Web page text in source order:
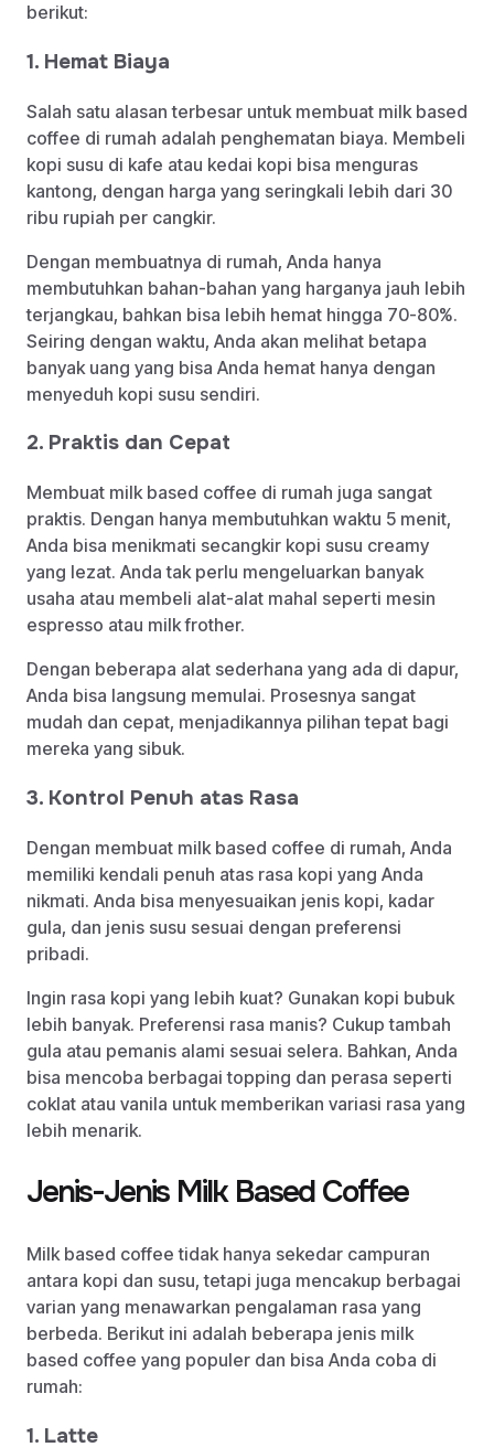
berikut:
1. Hemat Biaya
Salah satu alasan terbesar untuk membuat milk based
coffee di rumah adalah penghematan biaya. Membeli
kopi susu di kafe atau kedai kopi bisa menguras
kantong, dengan harga yang seringkali lebih dari 30
ribu rupiah per cangkir.
Dengan membuatnya di rumah, Anda hanya
membutuhkan bahan-bahan yang harganya jauh lebih
terjangkau, bahkan bisa lebih hemat hingga 70-80%.
Seiring dengan waktu, Anda akan melihat betapa
banyak uang yang bisa Anda hemat hanya dengan
menyeduh kopi susu sendiri.
2. Praktis dan Cepat
Membuat milk based coffee di rumah juga sangat
praktis. Dengan hanya membutuhkan waktu 5 menit,
Anda bisa menikmati secangkir kopi susu creamy
yang lezat. Anda tak perlu mengeluarkan banyak
usaha atau membeli alat-alat mahal seperti mesin
espresso atau milk frother.
Dengan beberapa alat sederhana yang ada di dapur,
Anda bisa langsung memulai. Prosesnya sangat
mudah dan cepat, menjadikannya pilihan tepat bagi
mereka yang sibuk.
3. Kontrol Penuh atas Rasa
Dengan membuat milk based coffee di rumah, Anda
memiliki kendali penuh atas rasa kopi yang Anda
nikmati. Anda bisa menyesuaikan jenis kopi, kadar
gula, dan jenis susu sesuai dengan preferensi
pribadi.
Ingin rasa kopi yang lebih kuat? Gunakan kopi bubuk
lebih banyak. Preferensi rasa manis? Cukup tambah
gula atau pemanis alami sesuai selera. Bahkan, Anda
bisa mencoba berbagai topping dan perasa seperti
coklat atau vanila untuk memberikan variasi rasa yang
lebih menarik.
Jenis-Jenis Milk Based Coffee
Milk based coffee tidak hanya sekedar campuran
antara kopi dan susu, tetapi juga mencakup berbagai
varian yang menawarkan pengalaman rasa yang
berbeda. Berikut ini adalah beberapa jenis milk
based coffee yang populer dan bisa Anda coba di
rumah:
1. Latte